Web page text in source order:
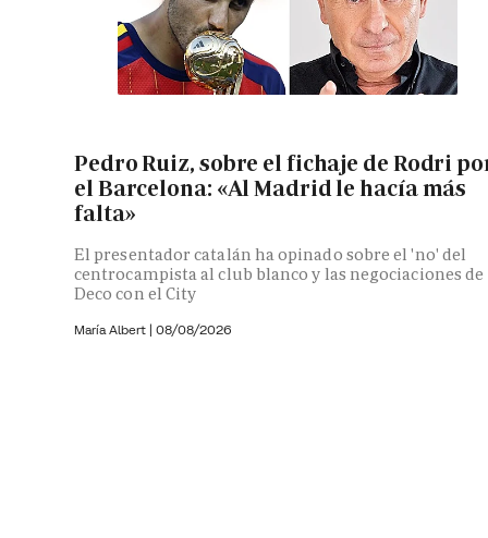
Pedro Ruiz, sobre el fichaje de Rodri
el Barcelona: «Al Madrid le hacía más
falta»
El presentador catalán ha opinado sobre el 'no' del
centrocampista al club blanco y las negociaciones de
Deco con el City
María Albert | 08/08/2026